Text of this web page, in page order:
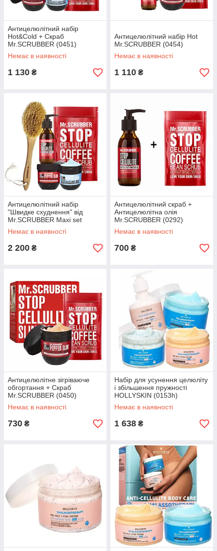
Антицелюлітний набір
Hot&Cold + Скраб
Mr.SCRUBBER (0451)
Немає в наявності
1 130 ₴
Антицелюлітний набір Hot
Mr.SCRUBBER (0454)
Немає в наявності
1 110 ₴
Антицелюлітний набір
"Швидке схуднення" від
Mr.SCRUBBER Maxi set
(0456)
Немає в наявності
2 200 ₴
Антицелюлітний скраб +
Антицелюлітна олія
Mr.SCRUBBER (0292)
Немає в наявності
700 ₴
Антицелюлітне зігріваюче
обгортання + Скраб
Mr.SCRUBBER (0450)
Немає в наявності
730 ₴
Набір для усунення целюліту
і збільшення пружності
HOLLYSKIN (0153h)
Немає в наявності
1 638 ₴